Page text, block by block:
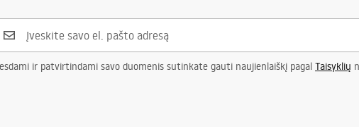
ir patvirtindami savo duomenis sutinkate gauti naujienlaiškį pagal Taisyklių